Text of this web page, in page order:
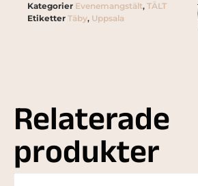
Kategorier Evenemangstält, TÄLT
Etiketter Täby, Uppsala
Relaterade
produkter